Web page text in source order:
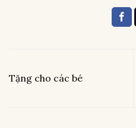
Tặng cho các bé